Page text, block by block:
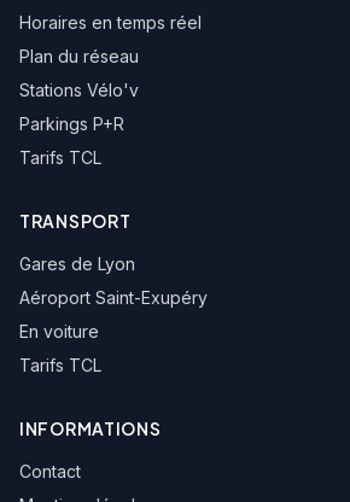
Horaires en temps réel
Plan du réseau
Stations Vélo'v
Parkings P+R
Tarifs TCL
TRANSPORT
Gares de Lyon
Aéroport Saint-Exupéry
En voiture
Tarifs TCL
INFORMATIONS
Contact